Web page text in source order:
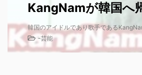
KangNamが韓国へ
韓国のアイドルであり歌手である
-芸能